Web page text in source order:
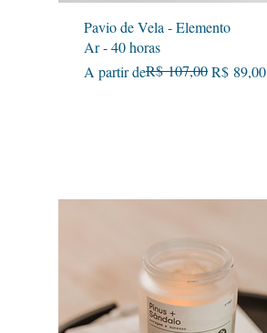
Visualização rápida
Pavio de Vela - Elemento
Ar - 40 horas
A partir de
Preço normalR$ 107,00R$ 89,00
Preço promocional